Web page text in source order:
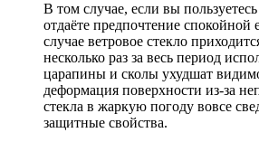
В том случае, если вы
отдаёте предпочтение спокойной
случае ветровое стекло
несколько раз за весь период
царапины и сколы ухудшат
деформация поверхности из-за
стекла в жаркую погоду вовсе
защитные свойства.